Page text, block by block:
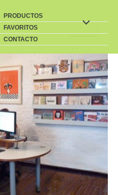
PRODUCTOS
FAVORITOS
CONTACTO